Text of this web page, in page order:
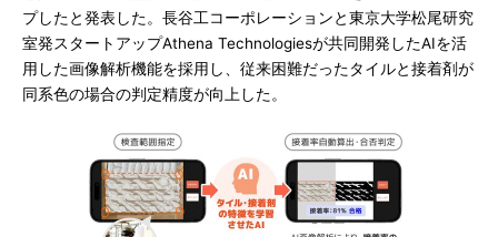
プしたと発表した。長谷工コーポレーションと東京大学松尾研究
室発スタートアップAthena Technologiesが共同開発したAIを活
用した画像解析機能を採用し、従来困難だったタイルと接着剤が
同系色の場合の判定精度が向上した。